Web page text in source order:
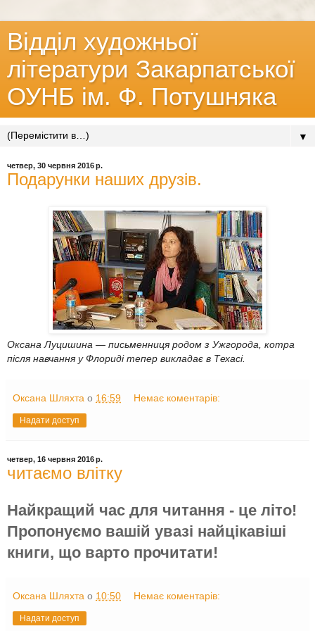
Відділ художньої
літератури Закарпатської
ОУНБ ім. Ф. Потушняка
▼
четвер, 30 червня 2016 р.
Подарунки наших друзів.
Оксана Луцишина — письменниця родом з Ужгорода, котра
після навчання у Флориді тепер викладає в Техасі.
Оксана Шляхта о 16:59 Немає коментарів:
Надати доступ
четвер, 16 червня 2016 р.
читаємо влітку
Найкращий час для читання - це літо!
Пропонуємо вашій увазі найцікавіші
книги, що варто прочитати!
Оксана Шляхта о 10:50 Немає коментарів:
Надати доступ